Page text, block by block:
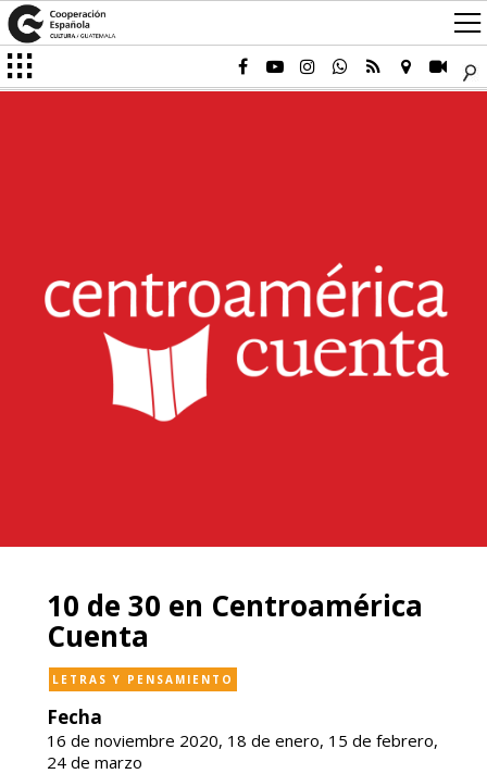
10 de 30 en Centroamérica
Cuenta
LETRAS Y PENSAMIENTO
Fecha
16 de noviembre 2020, 18 de enero, 15 de febrero,
24 de marzo